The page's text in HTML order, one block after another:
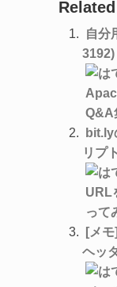
自分
bit.ly
リプ
[メ
ヘッ